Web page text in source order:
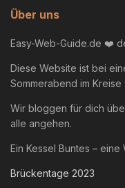
Über uns
Easy-Web-Guide.de ❤️
Diese Website ist bei
Sommerabend im
Wir bloggen für dich
alle angehen.
Ein Kessel Buntes –
Brückentage 2023